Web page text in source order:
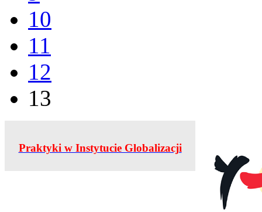
10
11
12
13
Praktyki w Instytucie Globalizacji